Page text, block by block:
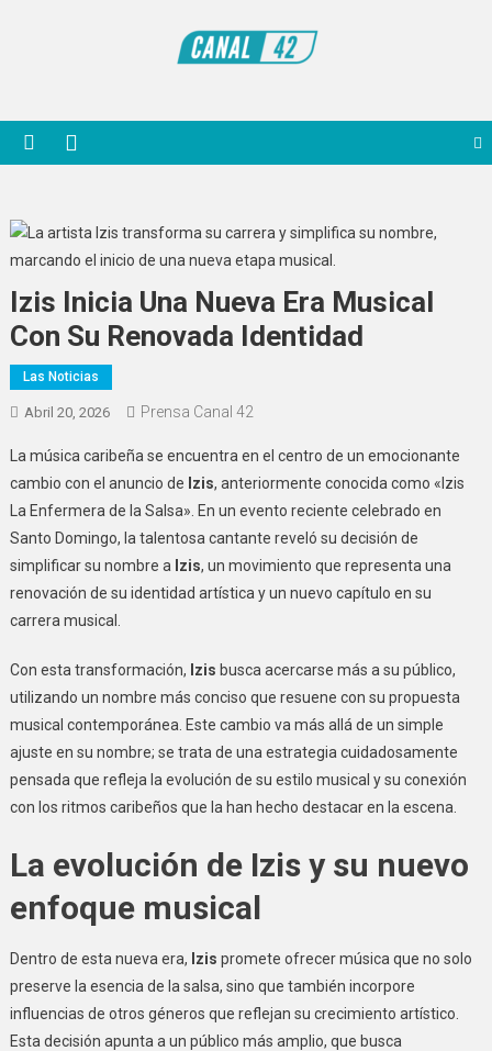
Izis Inicia Una Nueva Era Musical
Con Su Renovada Identidad
Las Noticias
Abril 20, 2026 Prensa Canal 42
La música caribeña se encuentra en el centro de un emocionante
cambio con el anuncio de Izis, anteriormente conocida como «Izis
La Enfermera de la Salsa». En un evento reciente celebrado en
Santo Domingo, la talentosa cantante reveló su decisión de
simplificar su nombre a Izis, un movimiento que representa una
renovación de su identidad artística y un nuevo capítulo en su
carrera musical.
Con esta transformación, Izis busca acercarse más a su público,
utilizando un nombre más conciso que resuene con su propuesta
musical contemporánea. Este cambio va más allá de un simple
ajuste en su nombre; se trata de una estrategia cuidadosamente
pensada que refleja la evolución de su estilo musical y su conexión
con los ritmos caribeños que la han hecho destacar en la escena.
La evolución de Izis y su nuevo
enfoque musical
Dentro de esta nueva era, Izis promete ofrecer música que no solo
preserve la esencia de la salsa, sino que también incorpore
influencias de otros géneros que reflejan su crecimiento artístico.
Esta decisión apunta a un público más amplio, que busca